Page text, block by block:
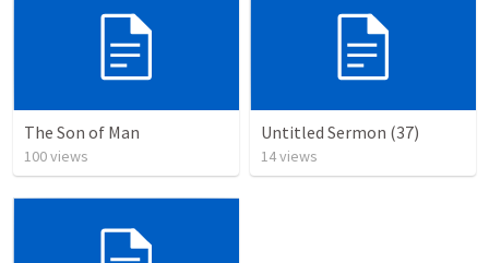
The Son of Man
100views
Untitled Sermon (37)
14views